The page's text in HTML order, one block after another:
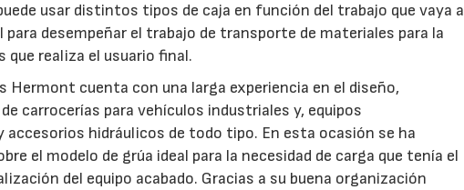
usar distintos tipos de caja en función del trabajo que vaya a
desempeñar el trabajo de transporte de materiales para la
realiza el usuario final.
Hermont cuenta con una larga experiencia en el diseño,
carrocerías para vehículos industriales y, equipos
hidráulicos de todo tipo. En esta ocasión se ha
el modelo de grúa ideal para la necesidad de carga que tenía el
del equipo acabado. Gracias a su buena organización